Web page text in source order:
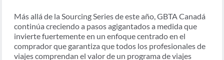
Más allá de la Sourcing Series de este año, GBTA Canadá
continúa creciendo a pasos agigantados a medida que
invierte fuertemente en un enfoque centrado en el
comprador que garantiza que todos los profesionales de
viajes comprendan el valor de un programa de viajes